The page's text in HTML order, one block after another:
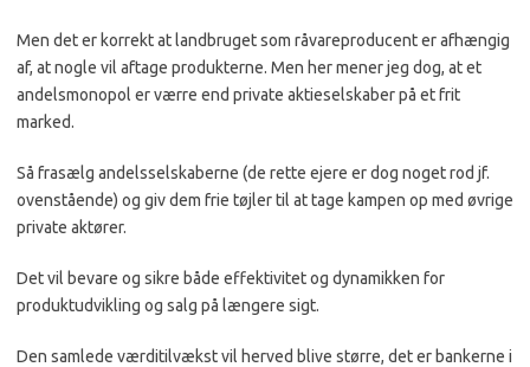
Men det er korrekt at landbruget som råvareproducent er afhængig
af, at nogle vil aftage produkterne. Men her mener jeg dog, at et
andelsmonopol er værre end private aktieselskaber på et frit
marked.
Så frasælg andelsselskaberne (de rette ejere er dog noget rod jf.
ovenstående) og giv dem frie tøjler til at tage kampen op med øvrige
private aktører.
Det vil bevare og sikre både effektivitet og dynamikken for
produktudvikling og salg på længere sigt.
Den samlede værditilvækst vil herved blive større, det er bankerne i